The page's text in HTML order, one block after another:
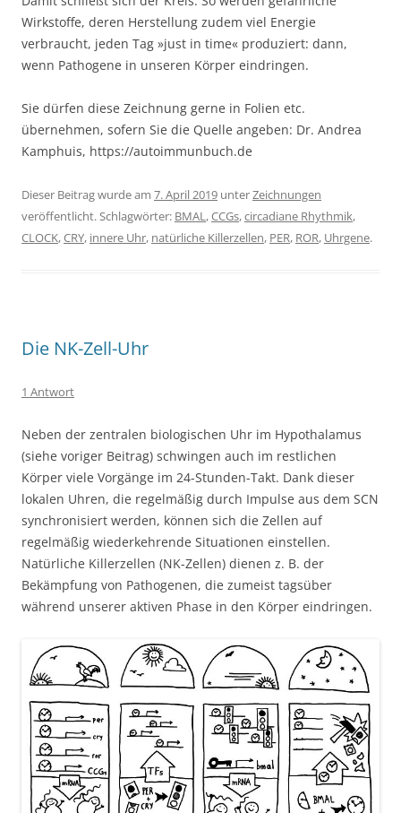
Wirkstoffe, deren Herstellung zudem viel Energie
verbraucht, jeden Tag »just in time« produziert: dann,
wenn Pathogene in unseren Körper eindringen.
Sie dürfen diese Zeichnung gerne in Folien etc.
übernehmen, sofern Sie die Quelle angeben: Dr. Andrea
Kamphuis, https://autoimmunbuch.de
Dieser Beitrag wurde am 7. April 2019 unterZeichnungen
veröffentlicht. Schlagwörter: BMAL,CCGs,circadiane Rhythmik,
CLOCK,CRY, innere Uhr, natürliche Killerzellen, PER, ROR, Uhrgene.
Die NK-Zell-Uhr
1 Antwort
Neben der zentralen biologischen Uhr im Hypothalamus
(siehe voriger Beitrag) schwingen auch im restlichen
Körper viele Vorgänge im 24-Stunden-Takt. Dank dieser
lokalen Uhren, die regelmäßig durch Impulse aus dem SCN
synchronisiert werden, können sich die Zellen auf
regelmäßig wiederkehrende Situationen einstellen.
Natürliche Killerzellen (NK-Zellen) dienen z. B. der
Bekämpfung von Pathogenen, die zumeist tagsüber
während unserer aktiven Phase in den Körper eindringen.